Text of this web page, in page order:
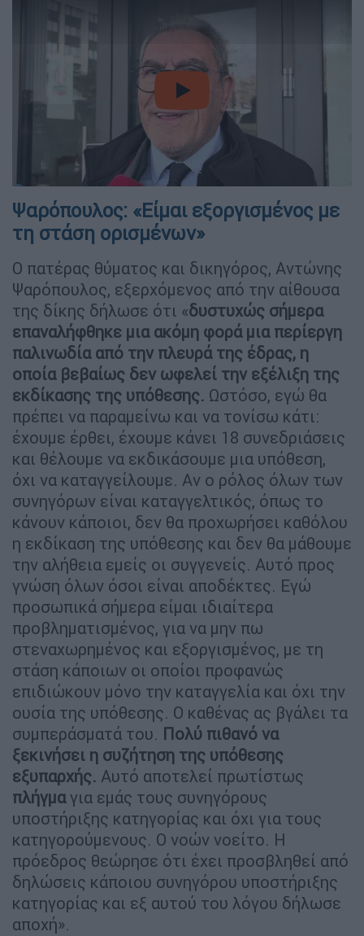
video
Ψαρόπουλος: «Είμαι εξοργισμένος με
τη στάση ορισμένων»
Ο πατέρας θύματος και δικηγόρος, Αντώνης
Ψαρόπουλος, εξερχόμενος από την αίθουσα
της δίκης δήλωσε ότι «δυστυχώς σήμερα
επαναλήφθηκε μια ακόμη φορά μια περίεργη
παλινωδία από την πλευρά της έδρας, η
οποία βεβαίως δεν ωφελεί την εξέλιξη της
εκδίκασης της υπόθεσης. Ωστόσο, εγώ θα
πρέπει να παραμείνω και να τονίσω κάτι:
έχουμε έρθει, έχουμε κάνει 18 συνεδριάσεις
και θέλουμε να εκδικάσουμε μια υπόθεση,
όχι να καταγγείλουμε. Αν ο ρόλος όλων των
συνηγόρων είναι καταγγελτικός, όπως το
κάνουν κάποιοι, δεν θα προχωρήσει καθόλου
η εκδίκαση της υπόθεσης και δεν θα μάθουμε
την αλήθεια εμείς οι συγγενείς. Αυτό προς
γνώση όλων όσοι είναι αποδέκτες. Εγώ
προσωπικά σήμερα είμαι ιδιαίτερα
προβληματισμένος, για να μην πω
στεναχωρημένος και εξοργισμένος, με τη
στάση κάποιων οι οποίοι προφανώς
επιδιώκουν μόνο την καταγγελία και όχι την
ουσία της υπόθεσης. Ο καθένας ας βγάλει τα
συμπεράσματά του. Πολύ πιθανό να
ξεκινήσει η συζήτηση της υπόθεσης
εξυπαρχής. Αυτό αποτελεί πρωτίστως
πλήγμαγια εμάς τους συνηγόρους
υποστήριξης κατηγορίας και όχι για τους
κατηγορούμενους. Ο νοών νοείτο. Η
πρόεδρος θεώρησε ότι έχει προσβληθεί από
δηλώσεις κάποιου συνηγόρου υποστήριξης
κατηγορίας και εξ αυτού του λόγου δήλωσε
αποχή».